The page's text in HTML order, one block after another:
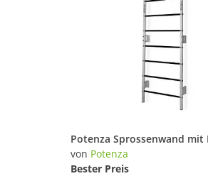
von Potenza
Bester Preis